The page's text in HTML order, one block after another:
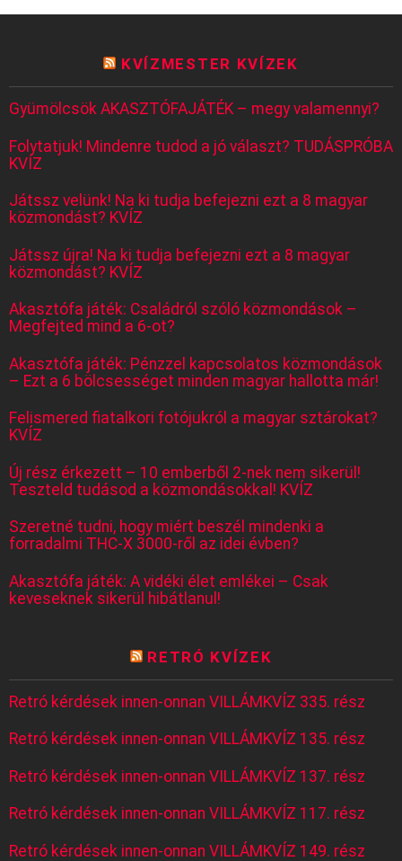
KVÍZMESTER KVÍZEK
Gyümölcsök AKASZTÓFAJÁTÉK – megy valamennyi?
Folytatjuk! Mindenre tudod a jó választ? TUDÁSPRÓBA
KVÍZ
Játssz velünk! Na ki tudja befejezni ezt a 8 magyar
közmondást? KVÍZ
Játssz újra! Na ki tudja befejezni ezt a 8 magyar
közmondást? KVÍZ
Akasztófa játék: Családról szóló közmondások –
Megfejted mind a 6-ot?
Akasztófa játék: Pénzzel kapcsolatos közmondások
– Ezt a 6 bölcsességet minden magyar hallotta már!
Felismered fiatalkori fotójukról a magyar sztárokat?
KVÍZ
Új rész érkezett – 10 emberből 2-nek nem sikerül!
Teszteld tudásod a közmondásokkal! KVÍZ
Szeretné tudni, hogy miért beszél mindenki a
forradalmi THC-X 3000-ről az idei évben?
Akasztófa játék: A vidéki élet emlékei – Csak
keveseknek sikerül hibátlanul!
RETRÓ KVÍZEK
Retró kérdések innen-onnan VILLÁMKVÍZ 335. rész
Retró kérdések innen-onnan VILLÁMKVÍZ 135. rész
Retró kérdések innen-onnan VILLÁMKVÍZ 137. rész
Retró kérdések innen-onnan VILLÁMKVÍZ 117. rész
Retró kérdések innen-onnan VILLÁMKVÍZ 149. rész